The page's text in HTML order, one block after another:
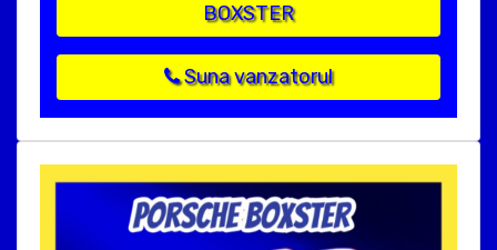
BOXSTER
Suna vanzatorul